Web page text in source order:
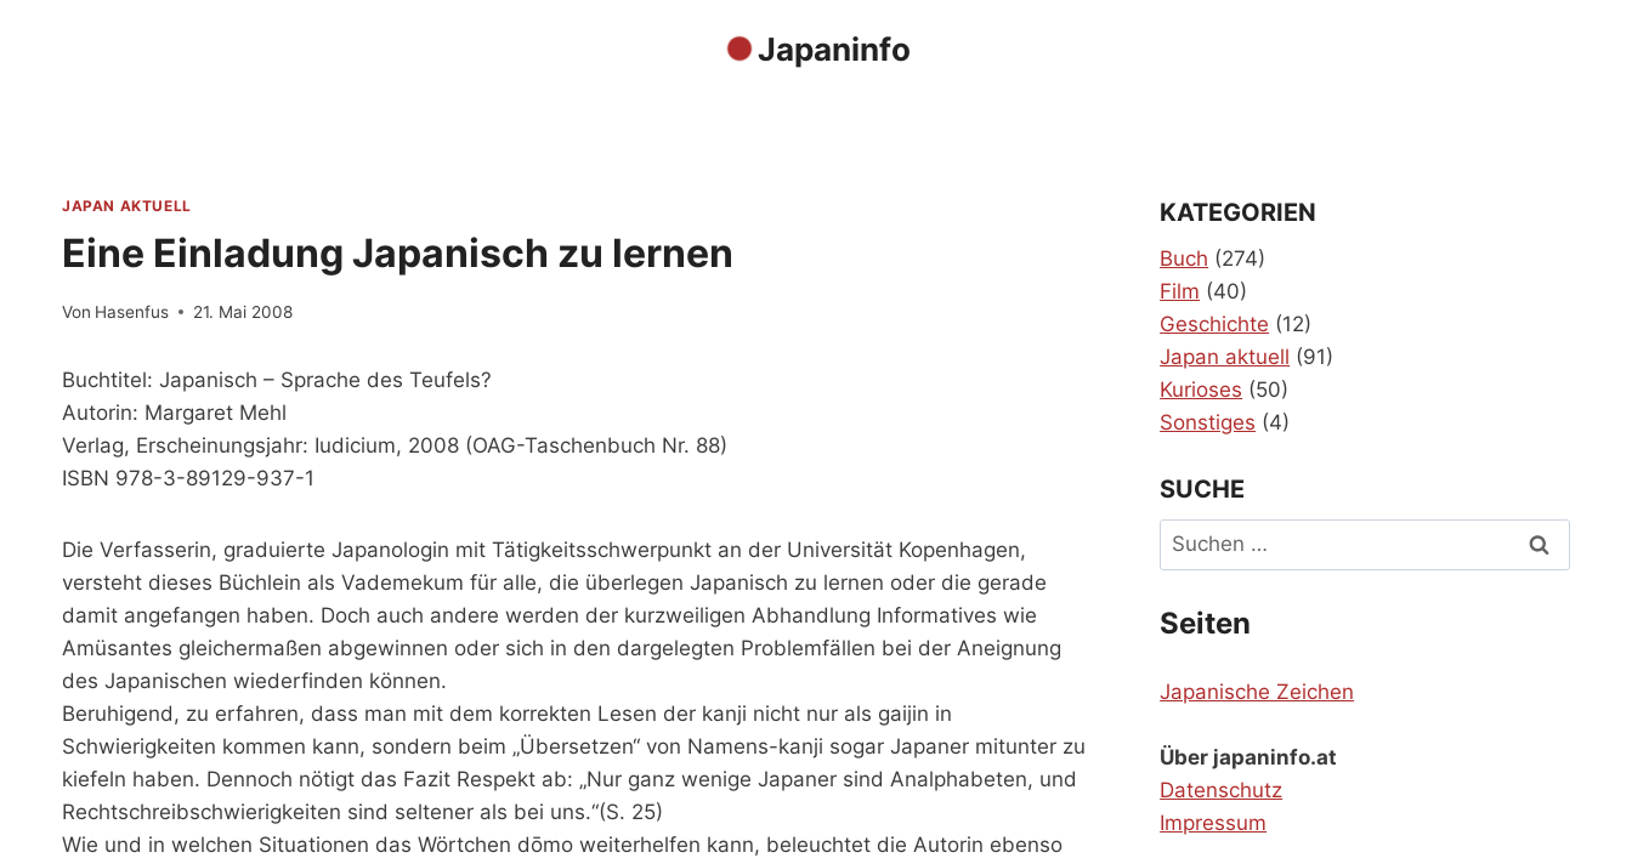
Japaninfo
JAPAN AKTUELL
Eine Einladung Japanisch zu lernen
Von Hasenfus 21. Mai 2008
Buchtitel: Japanisch – Sprache des Teufels?
Autorin: Margaret Mehl
Verlag, Erscheinungsjahr: Iudicium, 2008 (OAG-Taschenbuch Nr. 88)
ISBN 978-3-89129-937-1
Die Verfasserin, graduierte Japanologin mit Tätigkeitsschwerpunkt an der Universität Kopenhagen,
versteht dieses Büchlein als Vademekum für alle, die überlegen Japanisch zu lernen oder die gerade
damit angefangen haben. Doch auch andere werden der kurzweiligen Abhandlung Informatives wie
Amüsantes gleichermaßen abgewinnen oder sich in den dargelegten Problemfällen bei der Aneignung
des Japanischen wiederfinden können.
Beruhigend, zu erfahren, dass man mit dem korrekten Lesen der kanji nicht nur als gaijin in
Schwierigkeiten kommen kann, sondern beim „Übersetzen“ von Namens-kanji sogar Japaner mitunter zu
kiefeln haben. Dennoch nötigt das Fazit Respekt ab: „Nur ganz wenige Japaner sind Analphabeten, und
Rechtschreibschwierigkeiten sind seltener als bei uns.“(S. 25)
Wie und in welchen Situationen das Wörtchen dōmo weiterhelfen kann, beleuchtet die Autorin ebenso
KATEGORIEN
Buch (274)
Film (40)
Geschichte (12)
Japan aktuell (91)
Kurioses (50)
Sonstiges (4)
SUCHE
Suchen
nach:
Seiten
Japanische Zeichen
Über japaninfo.at
Datenschutz
Impressum